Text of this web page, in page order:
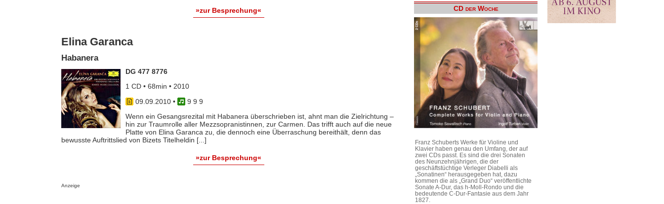
»zur Besprechung«
Elina Garanca
Habanera
DG 477 8776
1 CD • 68min • 2010
09.09.2010•
9 9 9
Wenn ein Gesangsrezital mit Habanera überschrieben ist, ahnt man die Zielrichtung –
hin zur Traumrolle aller Mezzsopranistinnen, zur Carmen. Das trifft auch auf die neue
Platte von Elina Garanca zu, die dennoch eine Überraschung bereithält, denn das
bewusste Auftrittslied von Bizets Titelheldin [...]
»zur Besprechung«
Anzeige
CD der Woche
Franz Schuberts Werke für Violine und
Klavier haben genau den Umfang, der auf
zwei CDs passt. Es sind die drei Sonaten
des Neunzehnjährigen, die der
geschäftstüchtige Verleger Diabelli als
„Sonatinen“ herausgegeben hat, dazu
kommen die als „Grand Duo“ veröffentlichte
Sonate A-Dur, das h-Moll-Rondo und die
bedeutende C-Dur-Fantasie aus dem Jahr
1827.